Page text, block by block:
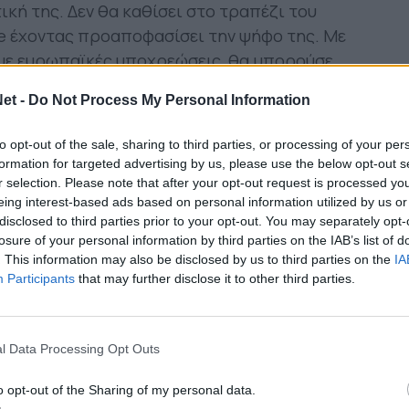
- Do Not Process My Personal Information
opt-out of the sale, sharing to third parties, or processing of your
for targeted advertising by us, please use the below opt-out
selection. Please note that after your opt-out request is processed
interest-based ads based on personal information utilized by us
to third parties prior to your opt-out. You may separately
of your personal information by third parties on the IAB’s list of
This information may also be disclosed by us to third parties on the
Participants that may further disclose it to other third parties.
Data Processing Opt Outs
opt-out of the Sharing of my personal data.
της. Δεν θα καθίσει στο τραπέζι του
έχοντας προαποφασίσει την ψήφο της. Με
ευρωπαϊκές υποχρεώσεις, θα μπορούσε
υπέρ της αναβολής. Έτσι θα μπορέσει να
το ντέρμπι με τον ΠΑΟΚ την Κυριακή 9/1.
απόφαση της «Ένωσης» να παίξει η
και φυσικά του Αργύρη Γιαννίκη. Τι κρίνει
θα βοηθήσει την ομάδα του για τη συνέχεια
υπό το βάρος μεγάλων
ο ΠΑΟΚ δεν έχει κάνει
λιγότεροι από πέντε ποδοσφαιριστές
που έχουν γίνει στο αγωνιστικό
περιορισμού της κατάστασης. Με